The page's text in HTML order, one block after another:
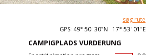
søg rute
GPS: 49° 50' 30"N 17° 53' 01"E
CAMPIGPLADS VURDERUNG